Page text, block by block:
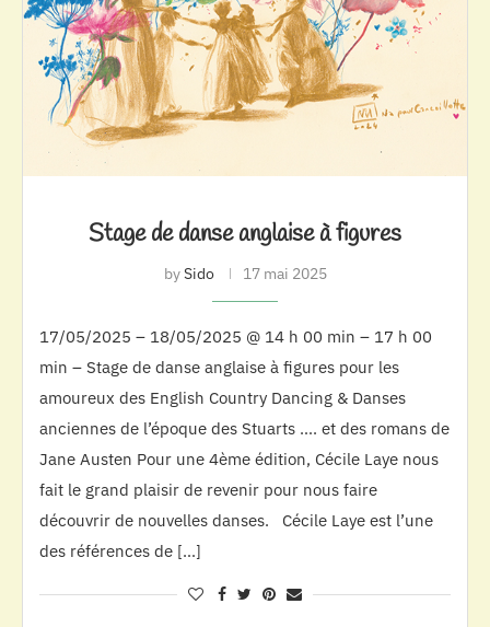
Stage de danse anglaise à figures
bySido 17 mai 2025
17/05/2025 – 18/05/2025 @ 14 h 00 min – 17 h 00
min – Stage de danse anglaise à figures pour les
amoureux des English Country Dancing & Danses
anciennes de l’époque des Stuarts …. et des romans de
Jane Austen Pour une 4ème édition, Cécile Laye nous
fait le grand plaisir de revenir pour nous faire
découvrir de nouvelles danses. Cécile Laye est l’une
des références de […]